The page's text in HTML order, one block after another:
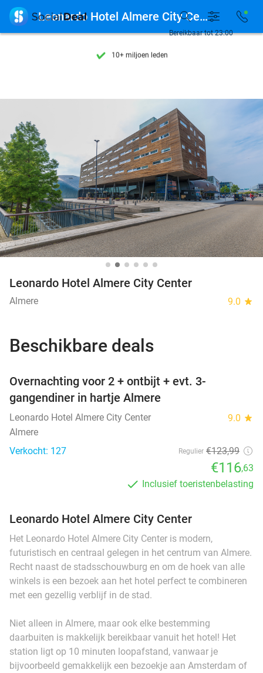
7 dagen per week beschikbaar
10+ miljoen leden
7 dagen per week beschikbaar
10+ miljoen leden
Bereikbaar tot 23:00
 Leonardo Hotel Almere City Center
Leonardo Hotel Almere City Center
Almere 9.0 star
Beschikbare deals
Overnachting voor 2 + ontbijt + evt. 3-
gangendiner in hartje Almere
Leonardo Hotel Almere City Center 9.0 star
Almere
Verkocht: 127
Regulier €123,99
€116,63
Inclusief toeristenbelasting
Leonardo Hotel Almere City Center
Het Leonardo Hotel Almere City Center is modern,
futuristisch en centraal gelegen in het centrum van Almere.
Recht naast de stadsschouwburg en om de hoek van alle
winkels is een bezoek aan het hotel perfect te combineren
met een gezellig verblijf in de stad.
Niet alleen in Almere, maar ook elke bestemming
daarbuiten is makkelijk bereikbaar vanuit het hotel! Het
station ligt op 10 minuten loopafstand, vanwaar je
bijvoorbeeld gemakkelijk een bezoekje aan Amsterdam of